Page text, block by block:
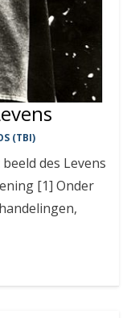
(TBI)
des Levens
[1] Onder